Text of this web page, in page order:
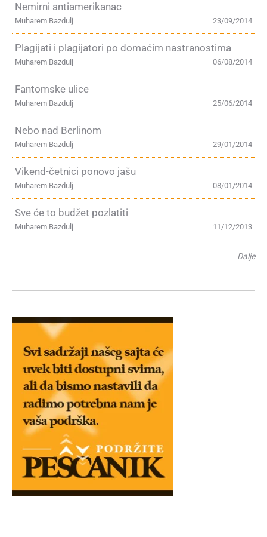
Nemirni antiamerikanac
23/09/2014
Muharem Bazdulj
Plagijati i plagijatori po domaćim nastranostima
06/08/2014
Muharem Bazdulj
Fantomske ulice
25/06/2014
Muharem Bazdulj
Nebo nad Berlinom
29/01/2014
Muharem Bazdulj
Vikend-četnici ponovo jašu
08/01/2014
Muharem Bazdulj
Sve će to budžet pozlatiti
11/12/2013
Muharem Bazdulj
Dalje